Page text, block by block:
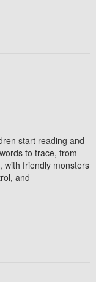
start reading and
to trace, from
with friendly monsters
and